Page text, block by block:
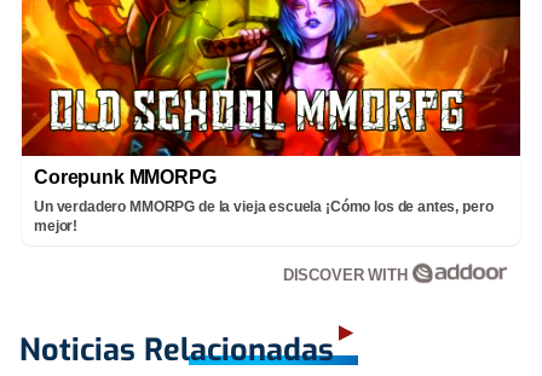
Corepunk MMORPG
Un verdadero MMORPG de la vieja escuela ¡Cómo los de antes, pero
mejor!
DISCOVER WITH
Noticias Relacionadas